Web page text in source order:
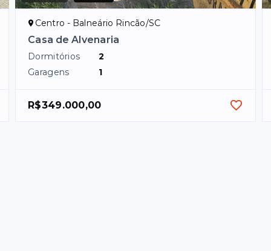
Centro - Balneário Rincão/SC
Casa de Alvenaria
Dormitórios
2
Garagens
1
R$349.000,00